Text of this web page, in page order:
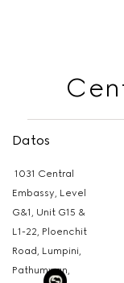
Datos
1031 Central
Embassy, Level
G&1, Unit G15 &
L1-22, Ploenchit
Road, Lumpini,
Pathumwan,